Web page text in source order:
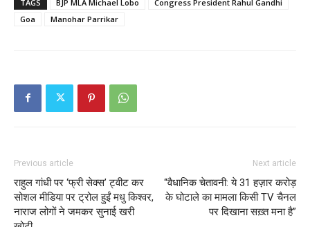
TAGS BJP MLA Michael Lobo
Congress President Rahul Gandhi
Goa
Manohar Parrikar
Previous article
राहुल गांधी पर ‘फ्री सेक्स’ ट्वीट कर
सोशल मीडिया पर ट्रोल हुईं मधु किश्वर,
नाराज लोगों ने जमकर सुनाई खरी
Next article
“वैधानिक चेतावनी: ये 31 हज़ार करोड़
के घोटाले का मामला किसी TV चैनल
पर दिखाना सख़्त मना है”